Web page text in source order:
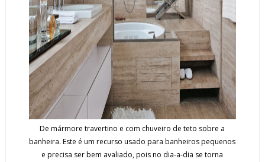
De mármore travertino e com chuveiro de teto sobre a
banheira. Este é um recurso usado para banheiros pequenos
e precisa ser bem avaliado, pois no dia-a-dia se torna